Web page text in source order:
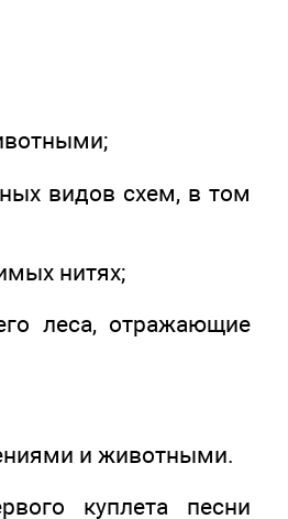
видов схем, в том
нитях;
леса, отражающие
и животными.
куплета песни